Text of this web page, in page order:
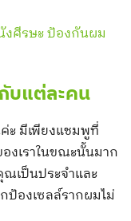
งศีรษะ ป้องกันผม
บแต่ละคน
ะ มีเพียงแชมพูที่
งเราในขณะนั้นมาก
ณเป็นประจำและ
องเซลล์รากผมไม่